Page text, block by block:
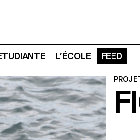
L’ÉCOLE FEED